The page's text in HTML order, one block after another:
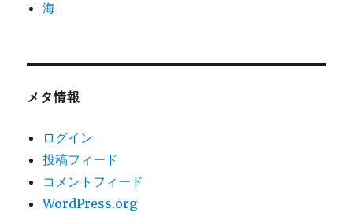
海
メタ情報
ログイン
投稿フィード
コメントフィード
WordPress.org